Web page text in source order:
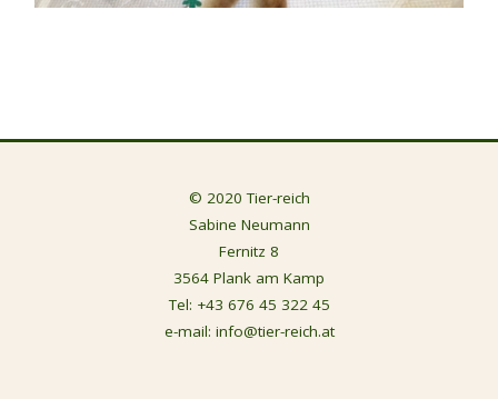
© 2020 Tier-reich
Sabine Neumann
Fernitz 8
3564 Plank am Kamp
Tel: +43 676 45 322 45
e-mail: info@tier-reich.at